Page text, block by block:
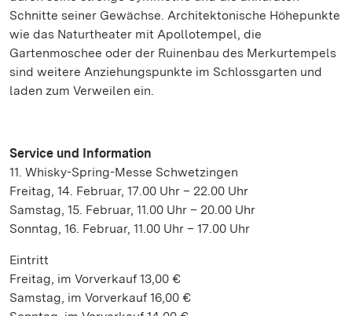
Schnitte seiner Gewächse. Architektonische Höhepunkte
wie das Naturtheater mit Apollotempel, die
Gartenmoschee oder der Ruinenbau des Merkurtempels
sind weitere Anziehungspunkte im Schlossgarten und
laden zum Verweilen ein.
Service und Information
11. Whisky-Spring-Messe Schwetzingen
Freitag, 14. Februar, 17.00 Uhr – 22.00 Uhr
Samstag, 15. Februar, 11.00 Uhr – 20.00 Uhr
Sonntag, 16. Februar, 11.00 Uhr – 17.00 Uhr
Eintritt
Freitag, im Vorverkauf 13,00 €
Samstag, im Vorverkauf 16,00 €